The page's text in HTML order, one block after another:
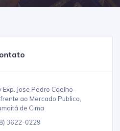
Exp. Jose Pedro Coelho -
ao Mercado Publico,
de Cima
3622-0229